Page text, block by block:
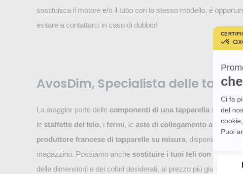
Ci fa
del
Puoi
sostituisca il motore e/o il tubo con lo stesso modello, è
esitare a contattarci in caso di dubbio!
AvosDim, Specialista delle
La maggior parte delle componenti di una tapparella sono
le staffette del telo, i fermi, le aste di collegamento alle
produttore francese di tapparelle su misura, disponiamo di
magazzino. Possiamo anche sostituire i tuoi teli con lamelle
delle dimensioni e dei colori desiderati, al prezzo più giusto,